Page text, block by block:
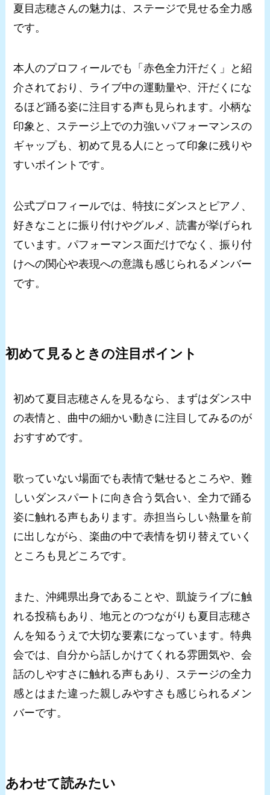
夏目志穂さんの魅力は、ステージで見せる全力感
です。
本人のプロフィールでも「赤色全力汗だく」と紹
介されており、ライブ中の運動量や、汗だくにな
るほど踊る姿に注目する声も見られます。小柄な
印象と、ステージ上での力強いパフォーマンスの
ギャップも、初めて見る人にとって印象に残りや
すいポイントです。
公式プロフィールでは、特技にダンスとピアノ、
好きなことに振り付けやグルメ、読書が挙げられ
ています。パフォーマンス面だけでなく、振り付
けへの関心や表現への意識も感じられるメンバー
です。
初めて見るときの注目ポイント
初めて夏目志穂さんを見るなら、まずはダンス中
の表情と、曲中の細かい動きに注目してみるのが
おすすめです。
歌っていない場面でも表情で魅せるところや、難
しいダンスパートに向き合う気合い、全力で踊る
姿に触れる声もあります。赤担当らしい熱量を前
に出しながら、楽曲の中で表情を切り替えていく
ところも見どころです。
また、沖縄県出身であることや、凱旋ライブに触
れる投稿もあり、地元とのつながりも夏目志穂さ
んを知るうえで大切な要素になっています。特典
会では、自分から話しかけてくれる雰囲気や、会
話のしやすさに触れる声もあり、ステージの全力
感とはまた違った親しみやすさも感じられるメン
バーです。
あわせて読みたい